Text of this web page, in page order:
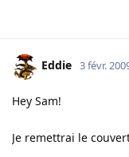
Eddie 3 févr.
Hey Sam!
Je remettrai le